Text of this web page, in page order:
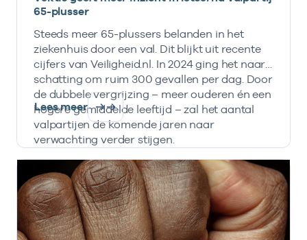
65-plusser
Steeds meer 65-plussers belanden in het
ziekenhuis door een val. Dit blijkt uit recente
cijfers van Veiligheid.nl. In 2024 ging het naar
schatting om ruim 300 gevallen per dag. Door
de dubbele vergrijzing – meer ouderen én een
hogere gemiddelde leeftijd – zal het aantal
valpartijen de komende jaren naar
verwachting verder stijgen.
Lees meer